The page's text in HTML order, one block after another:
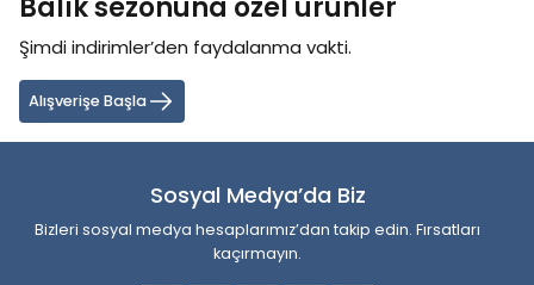
Balık sezonuna özel ürünler
Şimdi indirimler’den faydalanma vakti.
Alışverişe Başla
Sosyal Medya’da Biz
Bizleri sosyal medya hesaplarımız’dan takip edin. Fırsatları
kaçırmayın.